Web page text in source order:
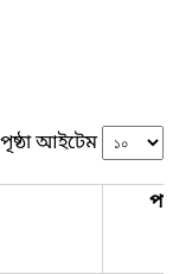
পৃষ্ঠা আইটেম
পদবি